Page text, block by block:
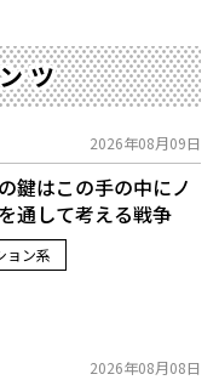
ツ
2026年08月09日
鍵はこの手の中に――ノ
通して考える戦争
ョン系
2026年08月08日